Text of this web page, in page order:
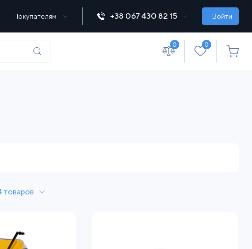
Покупателям +38 067 430 82 15 Войти
0 0
товаров